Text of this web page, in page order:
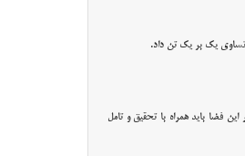
تساوی یک بر یک تن داد.
فضا باید همراه با تحقیق و تامل